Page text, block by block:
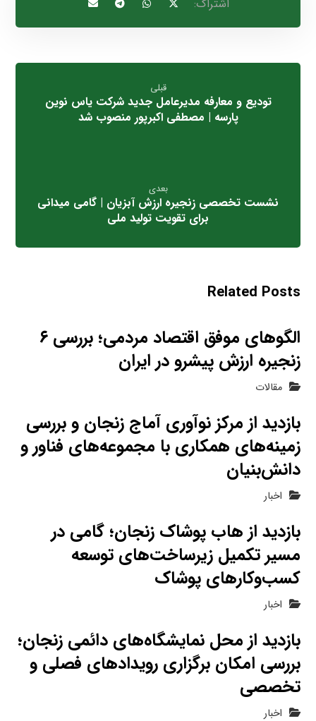
قبلی
تودیع و معارفه مدیرعامل جدید شرکت یاس نوین
پارسه | مصطفی اکبرپور منصوب شد
بعدی
نشست تخصصی زنجیره ارزش آبزیان | گامی میدانی
برای تقویت تولید ملی
Related Posts
الگوهای موفق اقتصاد مردمی؛ بررسی ۶
زنجیره ارزش پیشرو در ایران
مقالات
بازدید از مرکز نوآوری آماج زنجان و بررسی
زمینه‌های همکاری با مجموعه‌های فناور و
دانش‌بنیان
اخبار
بازدید از هاب پوشاک زنجان؛ گامی در
مسیر تکمیل زیرساخت‌های توسعه
کسب‌وکارهای پوشاک
اخبار
بازدید از محل نمایشگاه‌های دائمی زنجان؛
بررسی امکان برگزاری رویدادهای فصلی و
تخصصی
اخبار